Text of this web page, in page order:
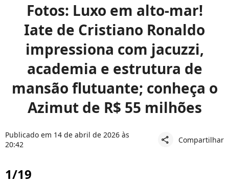
Fotos: Luxo em alto-mar!
Iate de Cristiano Ronaldo
impressiona com jacuzzi,
academia e estrutura de
mansão flutuante; conheça o
Azimut de R$ 55 milhões
Publicado em 14 de abril de 2026 às
20:42
share Compartilhar
1/19